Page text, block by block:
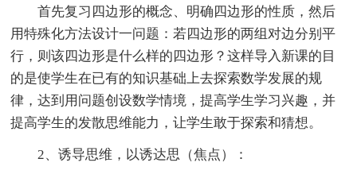
首先复习四边形的概念、明确四边形的性质，然后
用特殊化方法设计一问题：若四边形的两组对边分别平
行，则该四边形是什么样的四边形？这样导入新课的目
的是使学生在已有的知识基础上去探索数学发展的规
律，达到用问题创设数学情境，提高学生学习兴趣，并
提高学生的发散思维能力，让学生敢于探索和猜想。
2、诱导思维，以诱达思（焦点）：